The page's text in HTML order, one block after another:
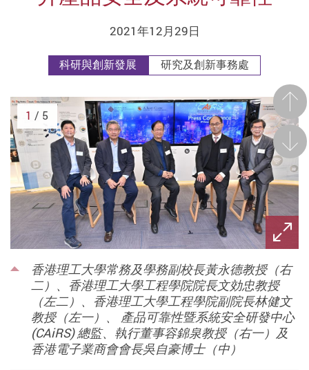
2021年12月29日
科研與創新發展 研究及創新事務處
前
香港理工大學常務及學務副校長黃永德教授（右
二）、香港理工大學工程學院院長文効忠教授
（左二）、香港理工大學工程學院副院長林健文
教授（左一）、 產品可靠性暨系統安全研發中心
(CAiRS) 總監、執行董事容錦泉教授（右一）及
香港電子業商會會長吳自豪博士（中）
後一
1 / 5